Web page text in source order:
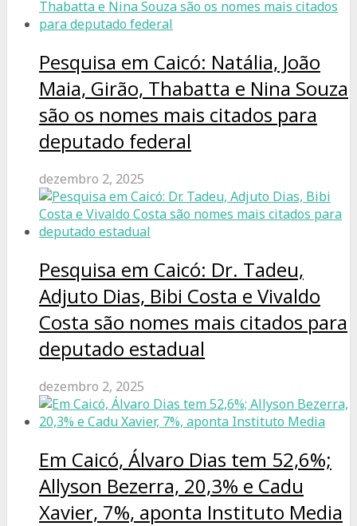
Pesquisa em Caicó: Natália, João
Maia, Girão, Thabatta e Nina Souza
são os nomes mais citados para
deputado federal
dezembro 2, 2025
Pesquisa em Caicó: Dr. Tadeu,
Adjuto Dias, Bibi Costa e Vivaldo
Costa são nomes mais citados para
deputado estadual
dezembro 2, 2025
Em Caicó, Álvaro Dias tem 52,6%;
Allyson Bezerra, 20,3% e Cadu
Xavier, 7%, aponta Instituto Media